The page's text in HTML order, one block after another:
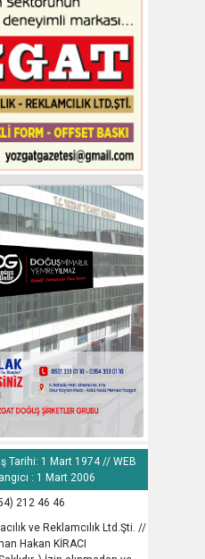
Tarihi: 1 Mart 1974 // WEB
: 1 Mart 2006
212 46 46
ve Reklamcılık Ltd.Şti. //
Hakan KİRACI